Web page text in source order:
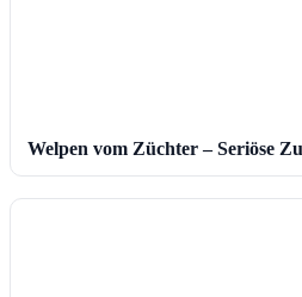
Welpen vom Züchter – Seriöse